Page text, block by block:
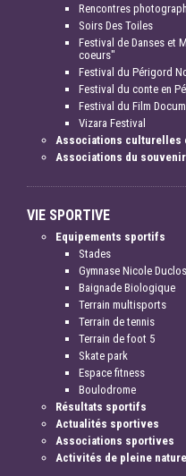
Rencontres
Soirs Des Toiles
Festival de Danses et
coeurs"
Festival du Périgord
Festival du conte en
Festival du Film
Vizara Festival
Associations culturelles
Associations du souvenir
VIE SPORTIVE
Equipements sportifs
Stades
Gymnase Nicole Duclos
Baignade Biologique
Terrain multisports
Terrain de tennis
Terrain de foot 5
Skate park
Espace fitness
Boulodrome
Résultats sportifs
Actualités sportives
Associations sportives
Activités de pleine nature